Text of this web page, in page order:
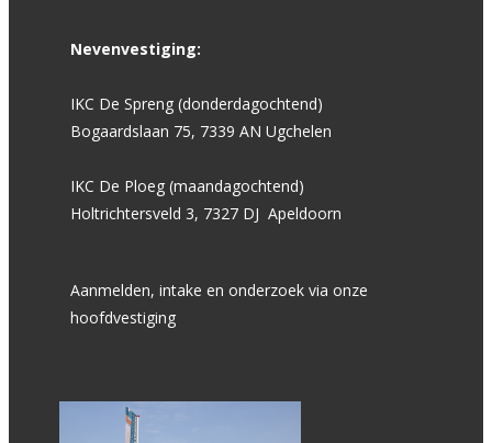
Nevenvestiging:
IKC De Spreng (donderdagochtend)
Bogaardslaan 75, 7339 AN Ugchelen
IKC De Ploeg (maandagochtend)
Holtrichtersveld 3, 7327 DJ Apeldoorn
Aanmelden, intake en onderzoek via onze
hoofdvestiging